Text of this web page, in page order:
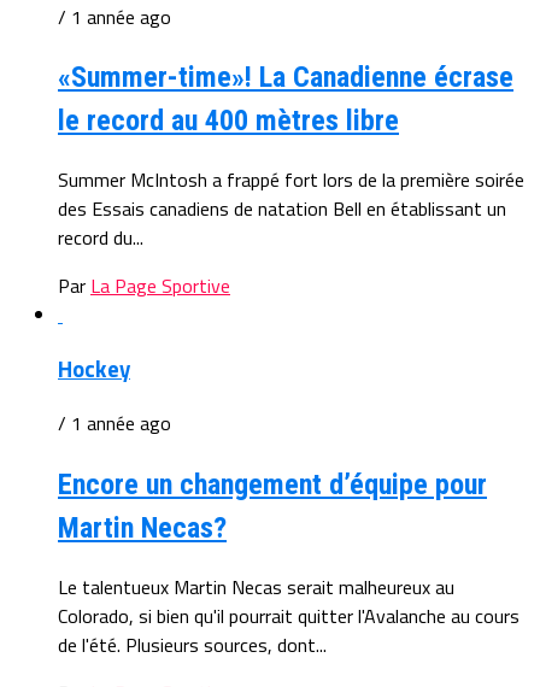
/ 1 année ago
«Summer-time»! La Canadienne écrase
le record au 400 mètres libre
Summer McIntosh a frappé fort lors de la première soirée
des Essais canadiens de natation Bell en établissant un
record du...
Par La Page Sportive
Hockey
/ 1 année ago
Encore un changement d’équipe pour
Martin Necas?
Le talentueux Martin Necas serait malheureux au
Colorado, si bien qu'il pourrait quitter l'Avalanche au cours
de l'été. Plusieurs sources, dont...